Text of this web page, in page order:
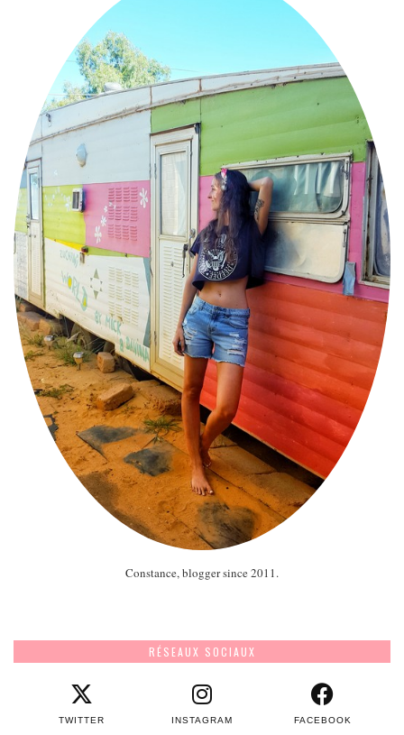
Constance, blogger since 2011.
RÉSEAUX SOCIAUX
TWITTER INSTAGRAM FACEBOOK